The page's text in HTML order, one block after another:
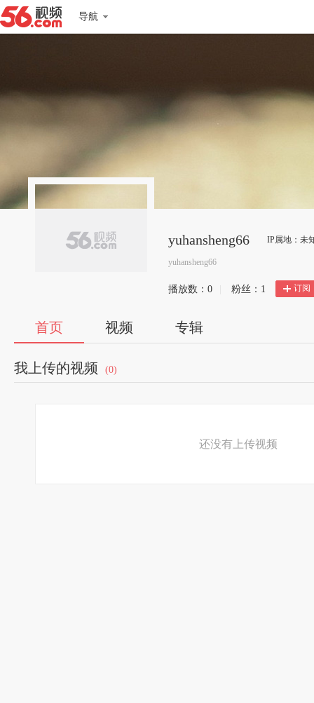
导航
yuhansheng66 IP属地：未
yuhansheng66
播放数： 0 粉丝： 1 订阅
首页 视频 专辑
我上传的视频 (0)
还没有上传视频